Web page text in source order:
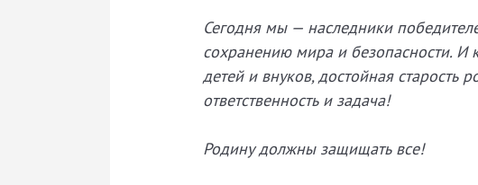
Сегодня мы — наследники
сохранению мира и безопасности. И
детей и внуков, достойная
ответственность и задача!
Родину должны защищать все!